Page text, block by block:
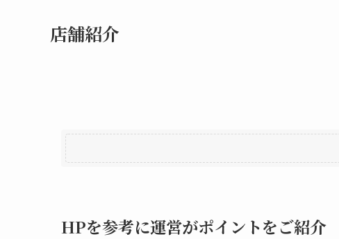
店舗紹介
HPを参考に運営がポイントをご紹介